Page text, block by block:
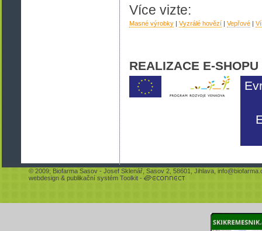
Více vizte:
Masné výrobky Vyzrálé hovězí Vepřové
REALIZACE E-
© 2009; Biofarma Sasov - Josef Sklenář, Sasov 2, 58601, Jihlava,
webdesign & publikační systém Toolkit -